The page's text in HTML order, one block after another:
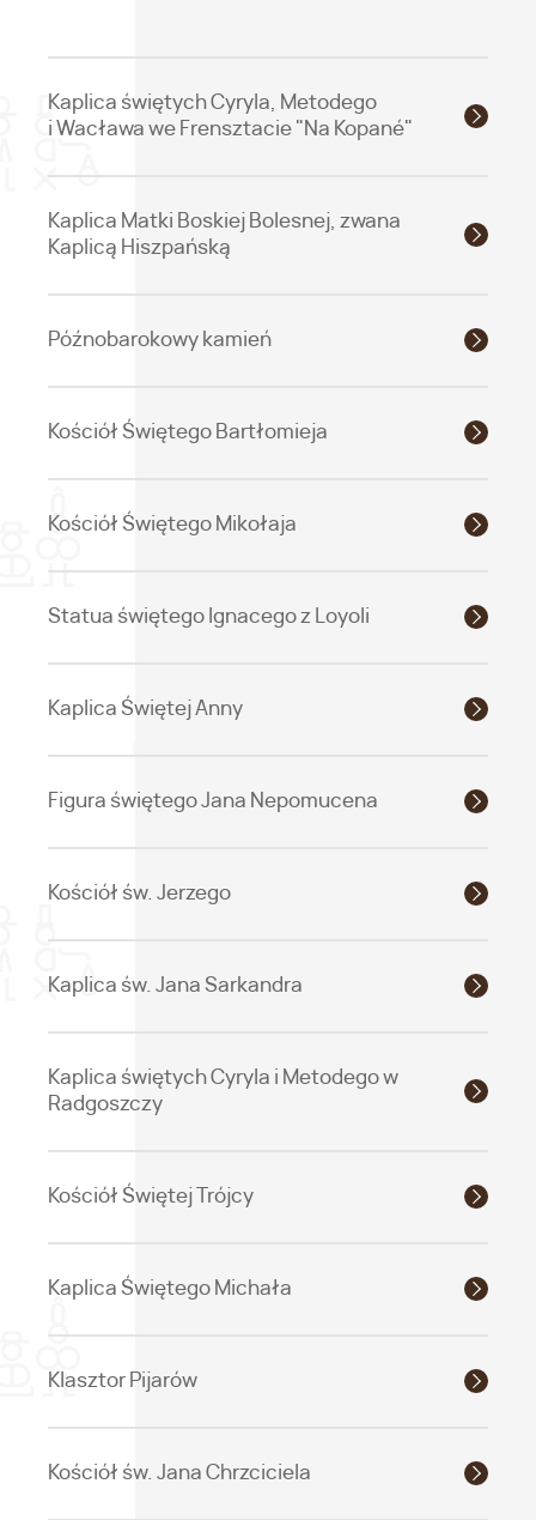
Kaplica świętych Cyryla, Metodego
i Wacława we Frensztacie "Na Kopané"
Kaplica Matki Boskiej Bolesnej, zwana
Kaplicą Hiszpańską
Późnobarokowy kamień
Kościół Świętego Bartłomieja
Kościół Świętego Mikołaja
Statua świętego Ignacego z Loyoli
Kaplica Świętej Anny
Figura świętego Jana Nepomucena
Kościół św. Jerzego
Kaplica św. Jana Sarkandra
Kaplica świętych Cyryla i Metodego w
Radgoszczy
Kościół Świętej Trójcy
Kaplica Świętego Michała
Klasztor Pijarów
Kościół św. Jana Chrzciciela